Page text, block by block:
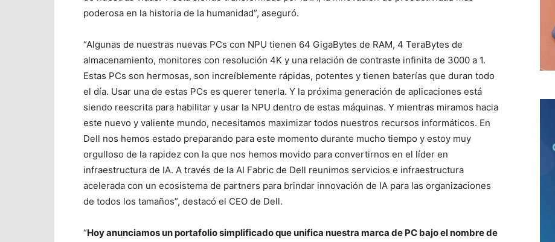
poderosa en la historia de la humanidad”, aseguró.
“Algunas de nuestras nuevas PCs con NPU tienen 64 GigaBytes de RAM, 4 TeraBytes de
almacenamiento, monitores con resolución 4K y una relación de contraste infinita de 3000 a 1.
Estas PCs son hermosas, son increíblemente rápidas, potentes y tienen baterías que duran todo
el día. Usar una de estas PCs es querer tenerla. Y la próxima generación de aplicaciones está
siendo reescrita para habilitar y usar la NPU dentro de estas máquinas. Y mientras miramos hacia
este nuevo y valiente mundo, necesitamos maximizar todos nuestros recursos informáticos. En
Dell nos hemos estado preparando para este momento durante mucho tiempo y estoy muy
orgulloso de la rapidez con la que nos hemos movido para convertirnos en el líder en
infraestructura de IA. A través de la AI Fabric de Dell reunimos servicios e infraestructura
acelerada con un ecosistema de partners para brindar innovación de IA para las organizaciones
de todos los tamaños”, destacó el CEO de Dell.
“Hoy anunciamos un portafolio simplificado que unifica nuestra marca de PC bajo el nombre de